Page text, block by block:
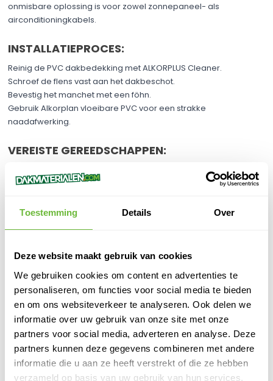
Toestemming Details Over
Deze website maakt gebruik van cookies
We gebruiken cookies om content en advertenties te
personaliseren, om functies voor social media te bieden
en om ons websiteverkeer te analyseren. Ook delen we
informatie over uw gebruik van onze site met onze
partners voor social media, adverteren en analyse. Deze
partners kunnen deze gegevens combineren met andere
informatie die u aan ze heeft verstrekt of die ze hebben
verzameld op basis van uw gebruik van hun services.
onmisbare oplossing is voor zowel zonnepaneel- als
airconditioningkabels.
INSTALLATIEPROCES:
Reinig de PVC dakbedekking met ALKORPLUS Cleaner.
Schroef de flens vast aan het dakbeschot.
Bevestig het manchet met een föhn.
Gebruik Alkorplan vloeibare PVC voor een strakke
naadafwerking.
VEREISTE GEREEDSCHAPPEN:
Leister heteluchtfohn
EPDM Siliconenroller 40mm breed
Optioneel:RedFox MS polymeer kit
voor het afdichten van de
EXTRA TIPS:
Overweeg het gebruik vanRedFox MS polymeer kitom de
flens af te dichten, wat een eerste laag waterdichtheid biedt.
Besteed aandacht aan de föhnprocedure voor een optimale
CONCLUSIE:
De Susta-Vent Kabeldoorvoer Ø 95 / Alkorplan PVC is een
uitmuntende keuze voor snelle en effectieve kabeldoorvoer op